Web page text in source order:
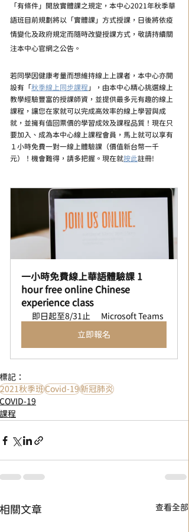
「有條件」開放實體課之規定，本中心2021年秋季華
語班目前規劃將以「實體課」方式授課，日後將依疫
情變化及政府規定而隨時改變授課方式，敬請持續關
注本中心官網之公告。
若同學因健康考量而想維持線上上課者，本中心亦開
設有「秋季線上同步課程 」，由本中心精心挑選線上
教學經驗豐富的授課師資，並提供最多元有趣的線上
課程，讓您在家就可以完成高效率的線上學習與成
就，並擁有值回票價的學習成效及課程品質！現在只
要加入、成為本中心線上課程會員，馬上就可以享有
１小時免費一對一線上體驗課（價值新台幣一千
元）！機會難得，請多把握。現在就按此註冊!
一小時免費線上華語體驗課 1
hour free online Chinese
experience class
即日起至8/31止 Microsoft Teams
立即報名
標記：
2021秋季班Covid-19新冠肺炎
COVID-19
課程
相關文章 查看全部